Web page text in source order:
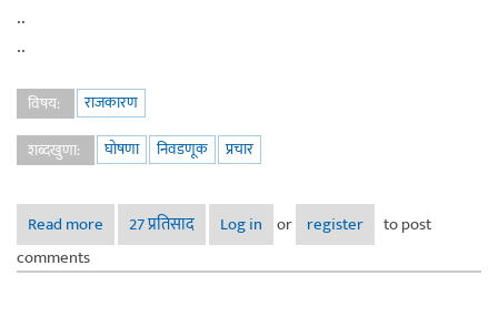
..
..
विषय:
राजकारण
शब्दखुणा:
घोषणा निवडणूक प्रचार
Read more about आठवणीतील निवडणूक प्रचार घोषणा ...
27 प्रतिसाद Log in or register
to post
comments